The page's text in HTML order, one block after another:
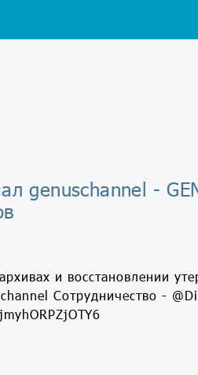
genuschannel -
и восстановлении
Сотрудничество -